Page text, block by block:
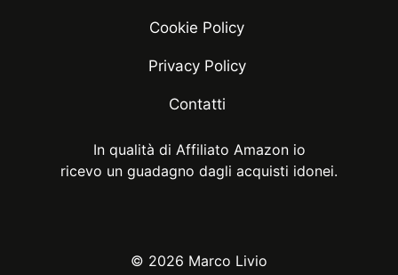
Cookie Policy
Privacy Policy
Contatti
In qualità di Affiliato Amazon io
ricevo un guadagno dagli acquisti idonei.
© 2026 Marco Livio